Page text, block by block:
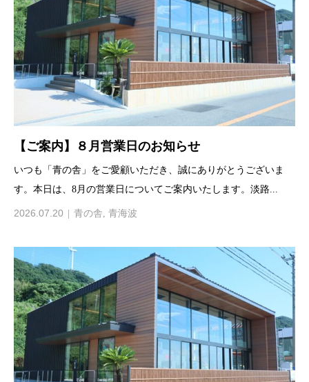
【ご案内】８月営業日のお知らせ
いつも「青の舎」をご愛顧いただき、誠にありがとうございま
す。本日は、8月の営業日についてご案内いたします。淡路...
2026.07.20 青の舎, 青海波